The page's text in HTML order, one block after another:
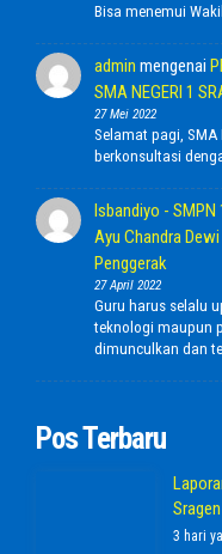
Bisa menemui
admin mengenai
SMA NEGERI 1
27 Mei 2022
Selamat pagi, SMA
berkonsultasi
Isbandiyo - SMPN
Ayu Chandra
Penggerak
27 April 2022
Guru harus selalu
teknologi maupun
dimunculkan dan
Pos Terbaru
Sragen
3 hari